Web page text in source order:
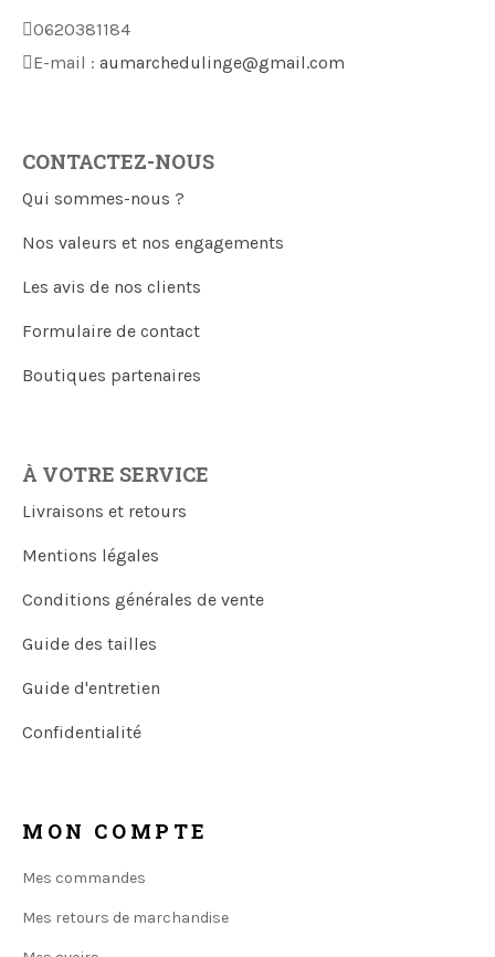
0620381184
E-mail : aumarchedulinge@gmail.com
CONTACTEZ-NOUS
Qui sommes-nous ?
Nos valeurs et nos engagements
Les avis de nos clients
Formulaire de contact
Boutiques partenaires
À VOTRE SERVICE
Livraisons et retours
Mentions légales
Conditions générales de vente
Guide des tailles
Guide d'entretien
Confidentialité
MON COMPTE
Mes commandes
Mes retours de marchandise